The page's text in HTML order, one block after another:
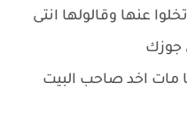
عنها وقالولها انتى
جوزك
مات اخد صاحب البيت